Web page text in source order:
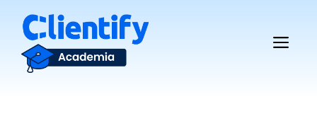
contenido